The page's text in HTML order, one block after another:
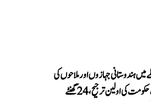
میں ہندوستانی جہازوں اور ملاحوں کی
حفاظت حکومت کی اولین ترجیح، 24 گھنٹے